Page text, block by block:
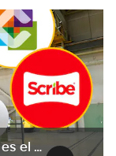
El problema de Carvajal no es el precio del papel, es de materia prima: gerente de Sribe